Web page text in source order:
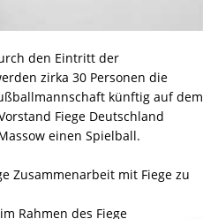
den Eintritt der
zirka 30 Personen die
künftig auf dem
Fiege Deutschland
einen Spielball.
Zusammenarbeit mit Fiege zu
Rahmen des Fiege